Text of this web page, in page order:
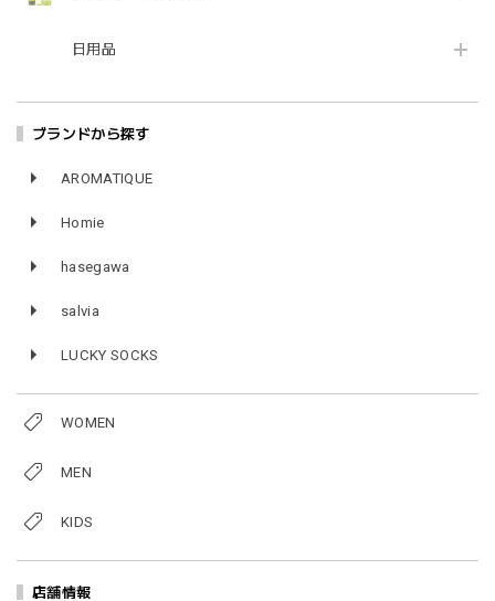
日用品
ブランドから探す
AROMATIQUE
Homie
hasegawa
salvia
LUCKY SOCKS
WOMEN
MEN
KIDS
店舗情報